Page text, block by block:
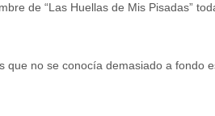
de “Las Huellas de Mis Pisadas”
no se conocía demasiado a fondo